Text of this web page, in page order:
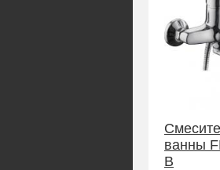
ванны
B